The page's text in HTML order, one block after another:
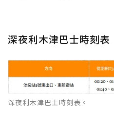
深夜利木津巴士時刻表
深夜利木津巴士時刻表。